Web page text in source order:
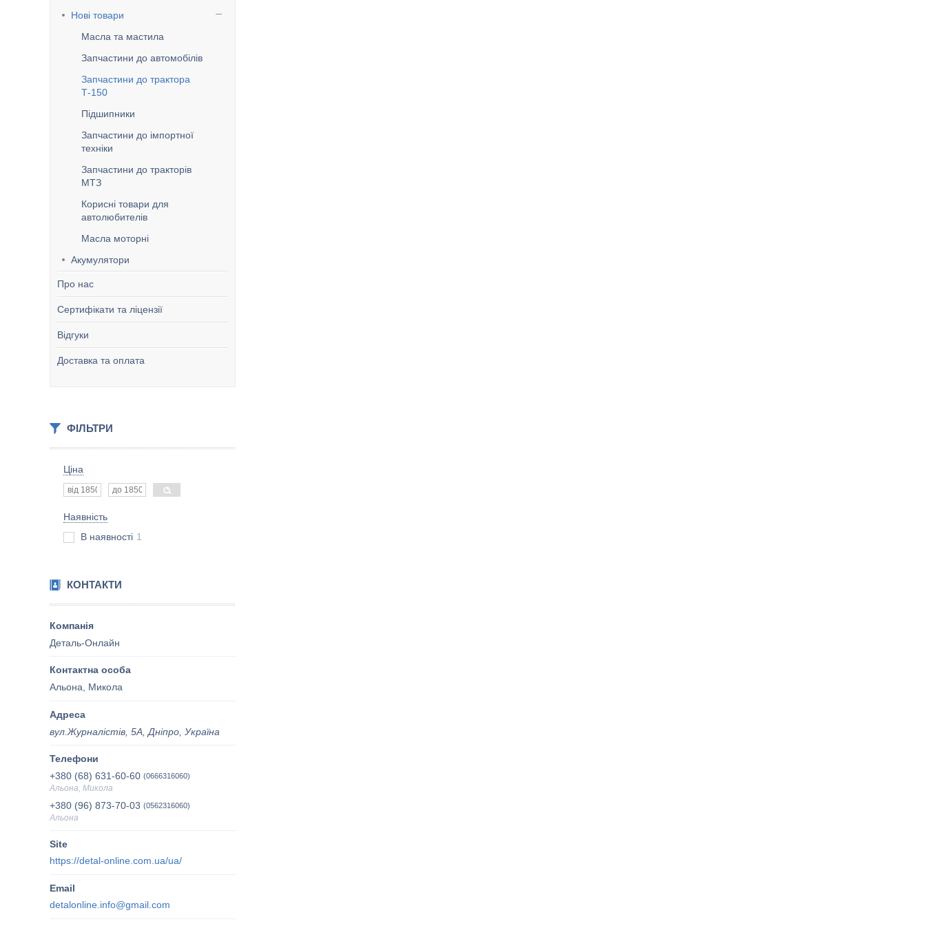
Нові товари
Масла та мастила
Запчастини до автомобілів
Запчастини до трактора
Т-150
Підшипники
Запчастини до імпортної
техніки
Запчастини до тракторів
МТЗ
Корисні товари для
автолюбителів
Масла моторні
Акумулятори
Про нас
Сертифікати та ліцензії
Відгуки
Доставка та оплата
ФІЛЬТРИ
Ціна
Наявність
В наявності 1
КОНТАКТИ
Деталь-Онлайн
Альона, Микола
вул.Журналістів, 5А, Дніпро, Україна
+380 (68) 631-60-60 0666316060
Альона, Микола
+380 (96) 873-70-03 0562316060
Альона
https://detal-online.com.ua/ua/
detalonline.info@gmail.com